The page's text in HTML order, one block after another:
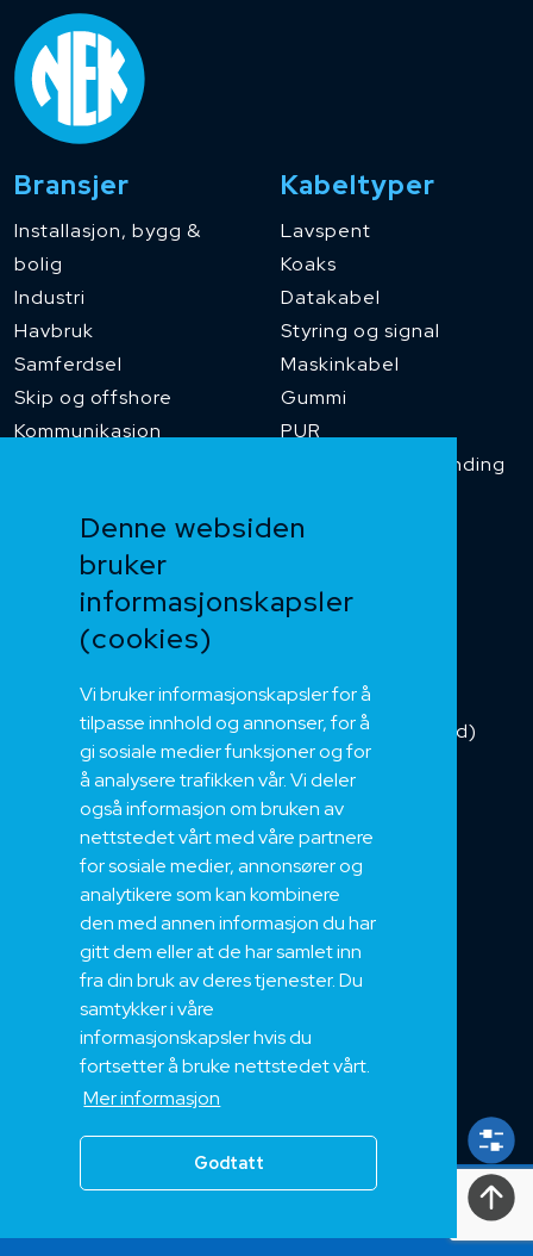
Denne websiden
bruker
informasjonskapsler
(cookies)
Vi bruker informasjonskapsler for å
tilpasse innhold og annonser, for å
gi sosiale medier funksjoner og for
å analysere trafikken vår. Vi deler
også informasjon om bruken av
nettstedet vårt med våre partnere
for sosiale medier, annonsører og
analytikere som kan kombinere
den med annen informasjon du har
gitt dem eller at de har samlet inn
fra din bruk av deres tjenester. Du
samtykker i våre
informasjonskapsler hvis du
fortsetter å bruke nettstedet vårt.
Mer informasjon
Godtatt
Bransjer
Installasjon, bygg &
bolig
Industri
Havbruk
Samferdsel
Skip og offshore
Kommunikasjon
Kabeltyper
Lavspent
Koaks
Datakabel
Styring og signal
Maskinkabel
Gummi
PUR
Temperaturbestanding
Heis og kran
Kategorikabel
Installasjonskabel
Kombikabel (Hybrid)
DNV sertifisert
Tilbehør
Om oss
Bærekraft og Åpenhet
Jobb hos oss
Sertifiseringer
Support
Teknisk
Eksport
Salgs og Leveringsbetingelser
rettigheter2024, Nek Kabel AS 2024